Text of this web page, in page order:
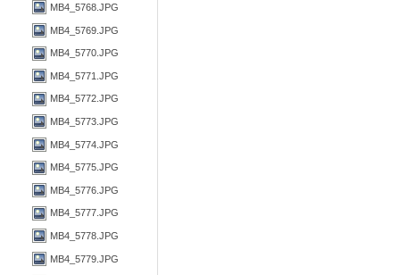
MB4_5768.JPG
MB4_5769.JPG
MB4_5770.JPG
MB4_5771.JPG
MB4_5772.JPG
MB4_5773.JPG
MB4_5774.JPG
MB4_5775.JPG
MB4_5776.JPG
MB4_5777.JPG
MB4_5778.JPG
MB4_5779.JPG